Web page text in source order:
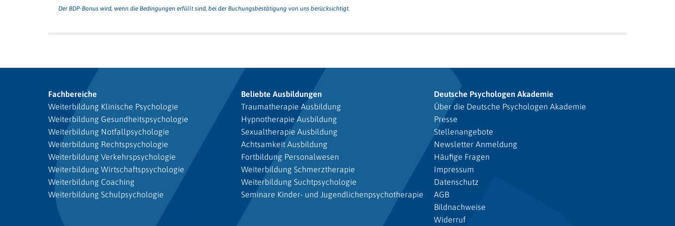
Der BDP-Bonus wird, wenn die Bedingungen erfüllt sind, bei der Buchungsbestätigung von uns berücksichtigt.
Fachbereiche
Weiterbildung Klinische Psychologie
Weiterbildung Gesundheitspsychologie
Weiterbildung Notfallpsychologie
Weiterbildung Rechtspsychologie
Weiterbildung Verkehrspsychologie
Weiterbildung Wirtschaftspsychologie
Weiterbildung Coaching
Weiterbildung Schulpsychologie
Beliebte Ausbildungen
Traumatherapie Ausbildung
Hypnotherapie Ausbildung
Sexualtherapie Ausbildung
Achtsamkeit Ausbildung
Fortbildung Personalwesen
Weiterbildung Schmerztherapie
Weiterbildung Suchtpsychologie
Seminare Kinder- und Jugendlichenpsychotherapie
Deutsche Psychologen Akademie
Über die Deutsche Psychologen Akademie
Presse
Stellenangebote
Newsletter Anmeldung
Häufige Fragen
Impressum
Datenschutz
AGB
Bildnachweise
Widerruf